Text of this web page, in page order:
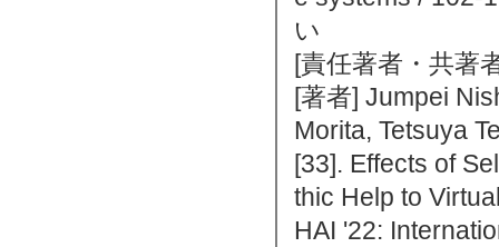
い
[責任著者・共著
[著者] Jumpei
Morita, Tetsuya
[33]. Effects of
thic Help to
HAI '22: